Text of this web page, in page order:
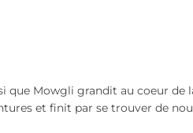
que Mowgli grandit au coeur de
et finit par se trouver de